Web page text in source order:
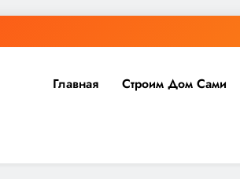
Главная Строим Дом Сами